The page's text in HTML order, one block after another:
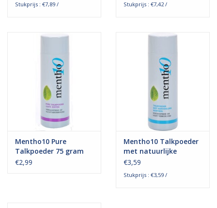
Stukprijs : €7,89 / Stukprijs : €7,42 /
Mentho10 Pure
Talkpoeder 75 gram
€2,99
Mentho10 Talkpoeder
met natuurlijke
menthol 75 gram
€3,59
Stukprijs : €3,59 /